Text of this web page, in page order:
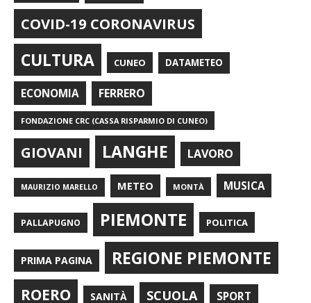
COVID-19 CORONAVIRUS
CULTURA CUNEO DATAMETEO
ECONOMIA FERRERO
FONDAZIONE CRC (CASSA RISPARMIO DI CUNEO)
GIOVANI LANGHE LAVORO
MAURIZIO MARELLO METEO MONTÀ MUSICA
PALLAPUGNO PIEMONTE POLITICA
PRIMA PAGINA REGIONE PIEMONTE
ROERO SANITÀ SCUOLA SPORT